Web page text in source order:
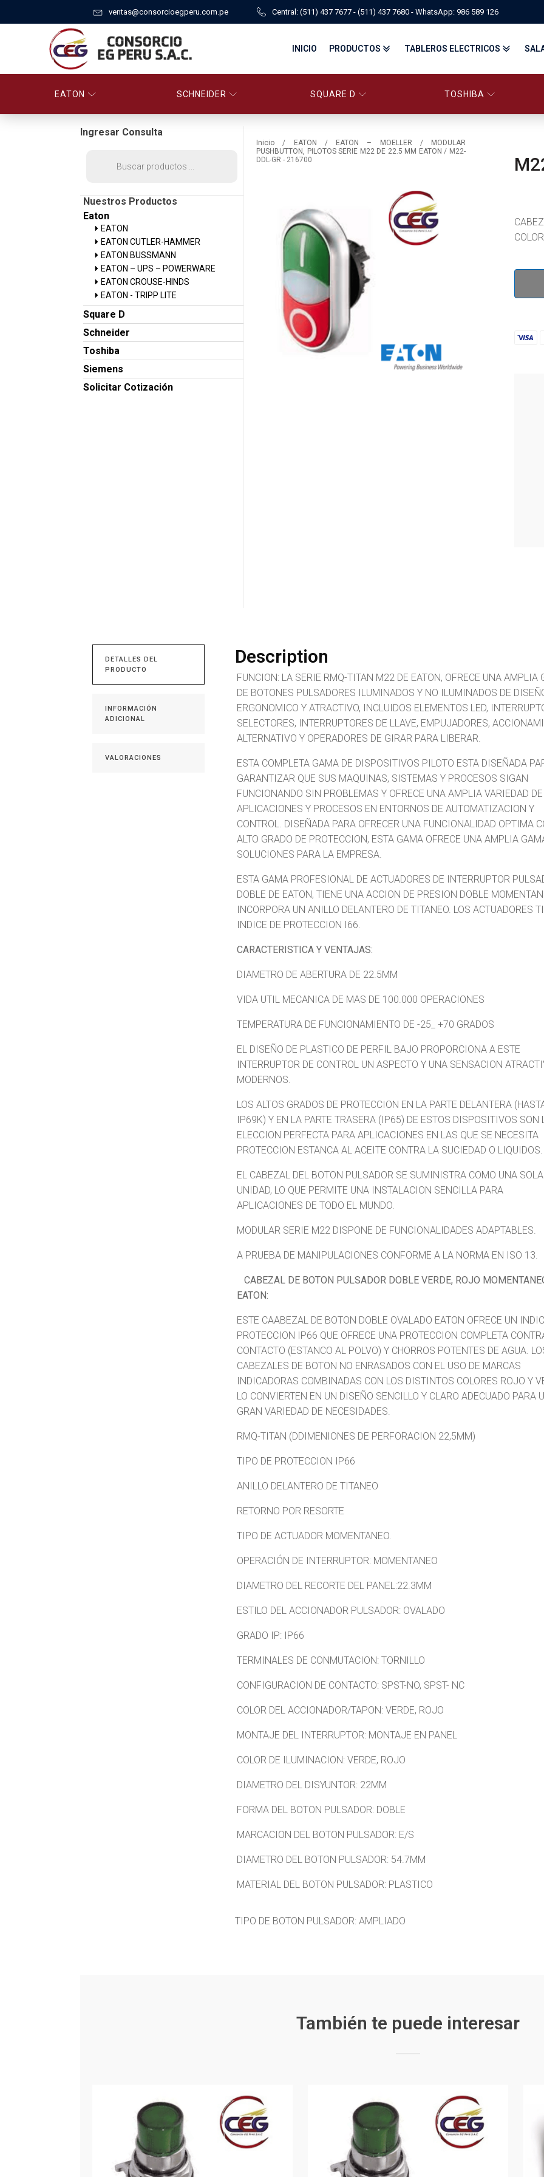
ventas@consorcioegperu.com.pe Central: (511) 437 7677 - (511) 437 7680 - WhatsApp: 986 589 126
INICIO PRODUCTOS
INTERRUPTORES TERMOMAGNÉTICOS
MANDO, SEÑALIZACIÓN Y CONTROL
TRANSFORMADORES
UPS
TABLEROS ELECTRICOS
PANELBOARD, TABLEROS ELÉCTRICOS
EATON SCHNEIDER SQUARE D TOSHIBA
Ingresar Consulta
Nuestros Productos
Eaton
EATON
EATON CUTLER-HAMMER
EATON BUSSMANN
EATON – UPS – POWERWARE
EATON CROUSE-HINDS
EATON - TRIPP LITE
Square D
Schneider
Toshiba
Siemens
Solicitar Cotización
Inicio / EATON / EATON – MOELLER /
MODULAR
PUSHBUTTON, PILOTOS SERIE M22 DE 22.5 MM EATON / M22-
DDL-GR - 216700
DETALLES DEL
PRODUCTO
INFORMACIÓN
ADICIONAL
VALORACIONES
Description
FUNCION: LA SERIE RMQ-TITAN M22 DE EATON, OFRECE UNA AMPLIA
DE BOTONES PULSADORES ILUMINADOS Y NO ILUMINADOS DE
ERGONOMICO Y ATRACTIVO, INCLUIDOS ELEMENTOS LED,
SELECTORES, INTERRUPTORES DE LLAVE, EMPUJADORES,
ALTERNATIVO Y OPERADORES DE GIRAR PARA LIBERAR.
ESTA COMPLETA GAMA DE DISPOSITIVOS PILOTO ESTA DISEÑADA
GARANTIZAR QUE SUS MAQUINAS, SISTEMAS Y PROCESOS SIGAN
FUNCIONANDO SIN PROBLEMAS Y OFRECE UNA AMPLIA VARIEDAD DE
APLICACIONES Y PROCESOS EN ENTORNOS DE AUTOMATIZACION Y
CONTROL. DISEÑADA PARA OFRECER UNA FUNCIONALIDAD OPTIMA
ALTO GRADO DE PROTECCION, ESTA GAMA OFRECE UNA AMPLIA
SOLUCIONES PARA LA EMPRESA.
ESTA GAMA PROFESIONAL DE ACTUADORES DE INTERRUPTOR
DOBLE DE EATON, TIENE UNA ACCION DE PRESION DOBLE
INCORPORA UN ANILLO DELANTERO DE TITANEO. LOS ACTUADORES
INDICE DE PROTECCION I66.
CARACTERISTICA Y VENTAJAS:
DIAMETRO DE ABERTURA DE 22.5MM
VIDA UTIL MECANICA DE MAS DE 100.000 OPERACIONES
TEMPERATURA DE FUNCIONAMIENTO DE -25_ +70 GRADOS
EL DISEÑO DE PLASTICO DE PERFIL BAJO PROPORCIONA A ESTE
INTERRUPTOR DE CONTROL UN ASPECTO Y UNA SENSACION
MODERNOS.
LOS ALTOS GRADOS DE PROTECCION EN LA PARTE DELANTERA
IP69K) Y EN LA PARTE TRASERA (IP65) DE ESTOS DISPOSITIVOS SON
ELECCION PERFECTA PARA APLICACIONES EN LAS QUE SE NECESITA
PROTECCION ESTANCA AL ACEITE CONTRA LA SUCIEDAD O LIQUIDOS.
EL CABEZAL DEL BOTON PULSADOR SE SUMINISTRA COMO UNA SOLA
UNIDAD, LO QUE PERMITE UNA INSTALACION SENCILLA PARA
APLICACIONES DE TODO EL MUNDO.
MODULAR SERIE M22 DISPONE DE FUNCIONALIDADES ADAPTABLES.
A PRUEBA DE MANIPULACIONES CONFORME A LA NORMA EN ISO 13.
CABEZAL DE BOTON PULSADOR DOBLE VERDE, ROJO
EATON:
ESTE CAABEZAL DE BOTON DOBLE OVALADO EATON OFRECE UN
PROTECCION IP66 QUE OFRECE UNA PROTECCION COMPLETA
CONTACTO (ESTANCO AL POLVO) Y CHORROS POTENTES DE AGUA.
CABEZALES DE BOTON NO ENRASADOS CON EL USO DE MARCAS
INDICADORAS COMBINADAS CON LOS DISTINTOS COLORES ROJO Y
LO CONVIERTEN EN UN DISEÑO SENCILLO Y CLARO ADECUADO PARA
GRAN VARIEDAD DE NECESIDADES.
RMQ-TITAN (DDIMENIONES DE PERFORACION 22,5MM)
TIPO DE PROTECCION IP66
ANILLO DELANTERO DE TITANEO
RETORNO POR RESORTE
TIPO DE ACTUADOR MOMENTANEO.
OPERACIÓN DE INTERRUPTOR: MOMENTANEO
DIAMETRO DEL RECORTE DEL PANEL:22.3MM
ESTILO DEL ACCIONADOR PULSADOR: OVALADO
GRADO IP: IP66
TERMINALES DE CONMUTACION: TORNILLO
CONFIGURACION DE CONTACTO: SPST-NO, SPST- NC
COLOR DEL ACCIONADOR/TAPON: VERDE, ROJO
MONTAJE DEL INTERRUPTOR: MONTAJE EN PANEL
COLOR DE ILUMINACION: VERDE, ROJO
DIAMETRO DEL DISYUNTOR: 22MM
FORMA DEL BOTON PULSADOR: DOBLE
MARCACION DEL BOTON PULSADOR: E/S
DIAMETRO DEL BOTON PULSADOR: 54.7MM
MATERIAL DEL BOTON PULSADOR: PLASTICO
TIPO DE BOTON PULSADOR: AMPLIADO
También te puede interesar